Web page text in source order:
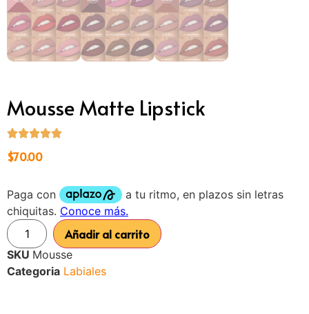
Mousse Matte Lipstick
$70.00
Añadir al carrito
SKU Mousse
Categoria Labiales